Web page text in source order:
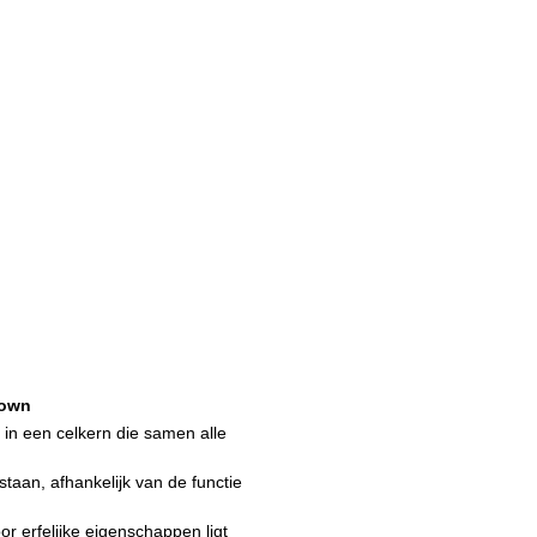
een celkern die samen alle
staan, afhankelijk van de functie
erfelijke eigenschappen ligt